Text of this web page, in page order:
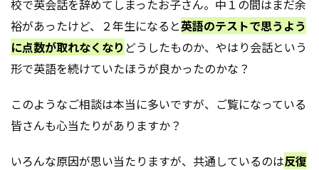
校で英会話を辞めてしまったお子さん。中１の間はまだ余
裕があったけど、２年生になると英語のテストで思うよう
に点数が取れなくなり どうしたものか、やはり会話という
形で英語を続けていたほうが良かったのかな？
このようなご相談は本当に多いですが、ご覧になっている
皆さんも心当たりがありますか？
いろんな原因が思い当たりますが、共通しているのは反復